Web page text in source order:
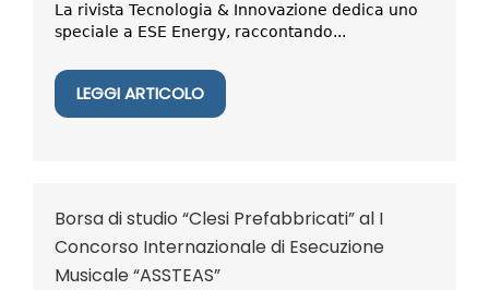
La rivista Tecnologia & Innovazione dedica uno
speciale a ESE Energy, raccontando...
LEGGI ARTICOLO
Borsa di studio “Clesi Prefabbricati” al I
Concorso Internazionale di Esecuzione
Musicale “ASSTEAS”